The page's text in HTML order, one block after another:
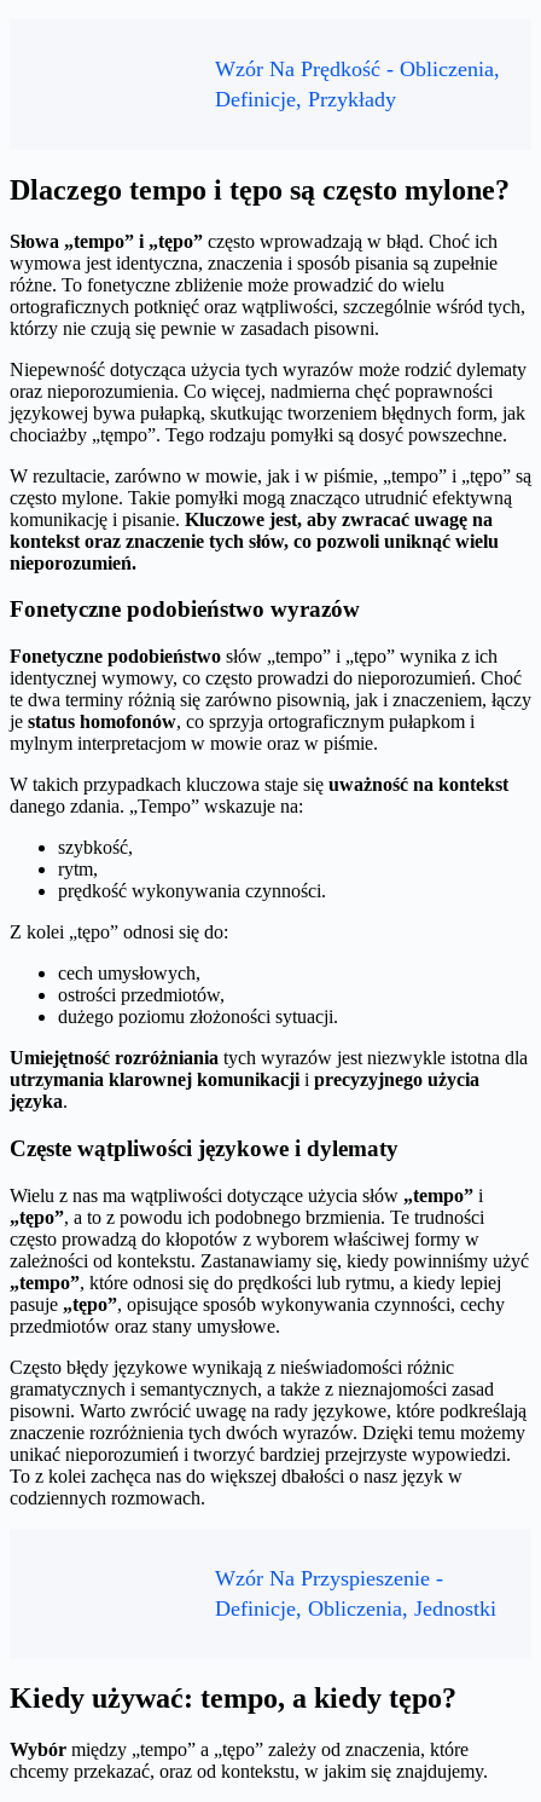
Wzór Na Prędkość - Obliczenia,
Definicje, Przykłady
Dlaczego tempo i tępo są często mylone?
Słowa „tempo” i „tępo” często wprowadzają w błąd. Choć ich
wymowa jest identyczna, znaczenia i sposób pisania są zupełnie
różne. To fonetyczne zbliżenie może prowadzić do wielu
ortograficznych potknięć oraz wątpliwości, szczególnie wśród tych,
którzy nie czują się pewnie w zasadach pisowni.
Niepewność dotycząca użycia tych wyrazów może rodzić dylematy
oraz nieporozumienia. Co więcej, nadmierna chęć poprawności
językowej bywa pułapką, skutkując tworzeniem błędnych form, jak
chociażby „tęmpo”. Tego rodzaju pomyłki są dosyć powszechne.
W rezultacie, zarówno w mowie, jak i w piśmie, „tempo” i „tępo” są
często mylone. Takie pomyłki mogą znacząco utrudnić efektywną
komunikację i pisanie. Kluczowe jest, aby zwracać uwagę na
kontekst oraz znaczenie tych słów, co pozwoli uniknąć wielu
nieporozumień.
Fonetyczne podobieństwo wyrazów
Fonetyczne podobieństwo słów „tempo” i „tępo” wynika z ich
identycznej wymowy, co często prowadzi do nieporozumień. Choć
te dwa terminy różnią się zarówno pisownią, jak i znaczeniem, łączy
je status homofonów, co sprzyja ortograficznym pułapkom i
mylnym interpretacjom w mowie oraz w piśmie.
W takich przypadkach kluczowa staje się uważność na kontekst
danego zdania. „Tempo” wskazuje na:
szybkość,
rytm,
prędkość wykonywania czynności.
Z kolei „tępo” odnosi się do:
cech umysłowych,
ostrości przedmiotów,
dużego poziomu złożoności sytuacji.
Umiejętność rozróżniania tych wyrazów jest niezwykle istotna dla
utrzymania klarownej komunikacji i precyzyjnego użycia
języka.
Częste wątpliwości językowe i dylematy
Wielu z nas ma wątpliwości dotyczące użycia słów „tempo” i
„tępo”, a to z powodu ich podobnego brzmienia. Te trudności
często prowadzą do kłopotów z wyborem właściwej formy w
zależności od kontekstu. Zastanawiamy się, kiedy powinniśmy użyć
„tempo”, które odnosi się do prędkości lub rytmu, a kiedy lepiej
pasuje „tępo”, opisujące sposób wykonywania czynności, cechy
przedmiotów oraz stany umysłowe.
Często błędy językowe wynikają z nieświadomości różnic
gramatycznych i semantycznych, a także z nieznajomości zasad
pisowni. Warto zwrócić uwagę na rady językowe, które podkreślają
znaczenie rozróżnienia tych dwóch wyrazów. Dzięki temu możemy
unikać nieporozumień i tworzyć bardziej przejrzyste wypowiedzi.
To z kolei zachęca nas do większej dbałości o nasz język w
codziennych rozmowach.
Wzór Na Przyspieszenie -
Definicje, Obliczenia, Jednostki
Kiedy używać: tempo, a kiedy tępo?
Wybór między „tempo” a „tępo” zależy od znaczenia, które
chcemy przekazać, oraz od kontekstu, w jakim się znajdujemy.